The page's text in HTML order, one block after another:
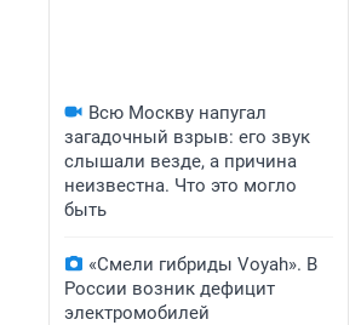
Всю Москву напугал
загадочный взрыв: его звук
слышали везде, а причина
неизвестна. Что это могло
быть
«Смели гибриды Voyah». В
России возник дефицит
электромобилей